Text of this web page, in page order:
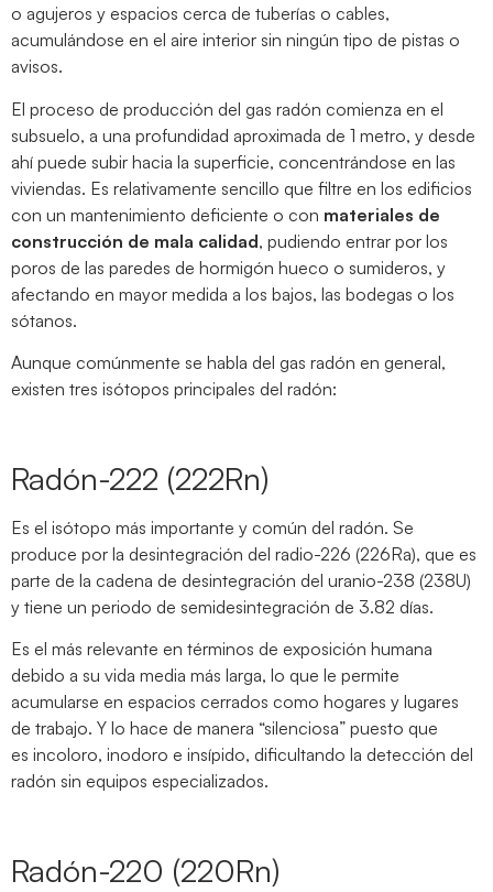
o agujeros y espacios cerca de tuberías o cables,
acumulándose en el aire interior sin ningún tipo de pistas o
avisos.
El proceso de producción del gas radón comienza en el
subsuelo, a una profundidad aproximada de 1 metro, y desde
ahí puede subir hacia la superficie, concentrándose en las
viviendas. Es relativamente sencillo que filtre en los edificios
con un mantenimiento deficiente o con materiales de
construcción de mala calidad, pudiendo entrar por los
poros de las paredes de hormigón hueco o sumideros, y
afectando en mayor medida a los bajos, las bodegas o los
sótanos.
Aunque comúnmente se habla del gas radón en general,
existen tres isótopos principales del radón:
Radón-222 (222Rn)
Es el isótopo más importante y común del radón. Se
produce por la desintegración del radio-226 (226Ra), que es
parte de la cadena de desintegración del uranio-238 (238U)
y tiene un periodo de semidesintegración de 3.82 días.
Es el más relevante en términos de exposición humana
debido a su vida media más larga, lo que le permite
acumularse en espacios cerrados como hogares y lugares
de trabajo. Y lo hace de manera “silenciosa” puesto que
es incoloro, inodoro e insípido, dificultando la detección del
radón sin equipos especializados.
Radón-220 (220Rn)